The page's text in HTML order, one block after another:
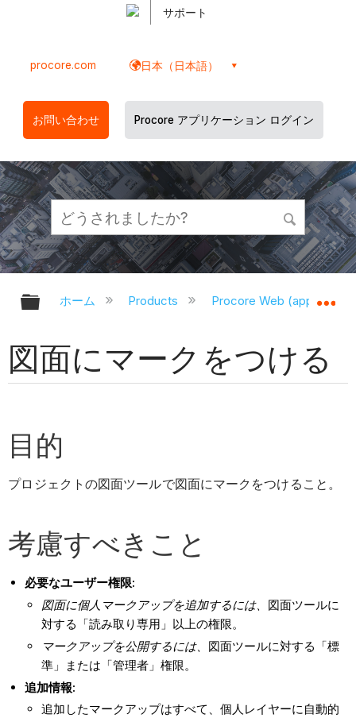
サポート
procore.com 日本（日本語）
お問い合わせ Procore アプリケーション ログイン
グローバル階層を展開/折りたたむ
ホーム Products Procore Web
図面にマークをつける
目的
プロジェクトの図面ツールで図面にマークをつけること。
考慮すべきこと
必要なユーザー権限:
図面に個人マークアップを追加するには、 図面ツールに
対する「読み取り専用」以上の権限。
マークアップを公開するには、 図面ツールに対する「標
準」または「管理者」権限。
追加情報:
追加したマークアップはすべて、個人レイヤーに自動的